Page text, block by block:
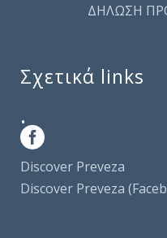
ΔΗΛΩΣΗ
Σχετικά links
.
Discover Preveza
Discover Preveza